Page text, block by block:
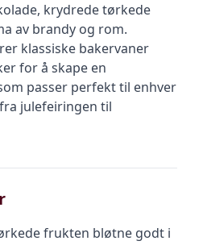
krydrede tørkede
av brandy og rom.
klassiske bakervaner
for å skape en
passer perfekt til enhver
julefeiringen til
frukten bløtne godt i